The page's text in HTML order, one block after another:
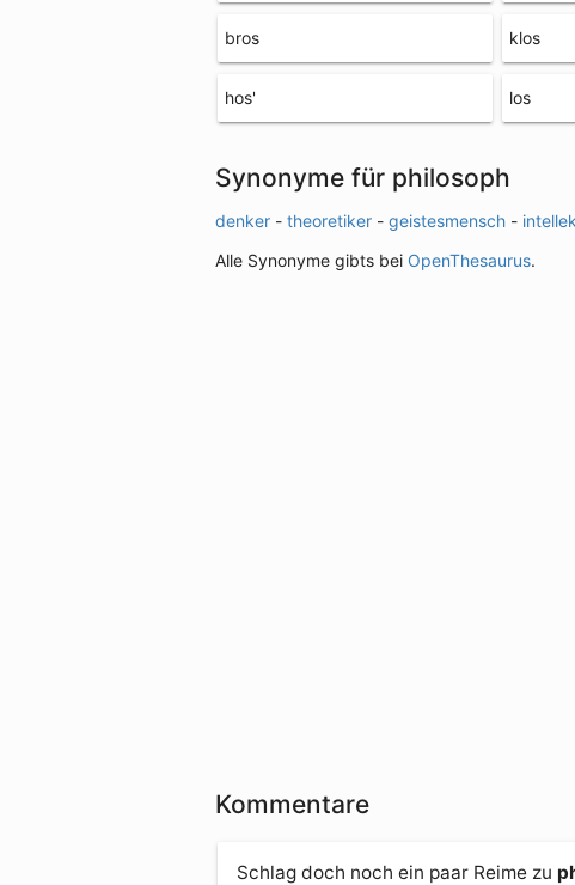
bros klos
hos' los
Synonyme für philosoph
denker - theoretiker - geistesmensch -
Alle Synonyme gibts bei OpenThesaurus.
Kommentare
Schlag doch noch ein paar Reime zu